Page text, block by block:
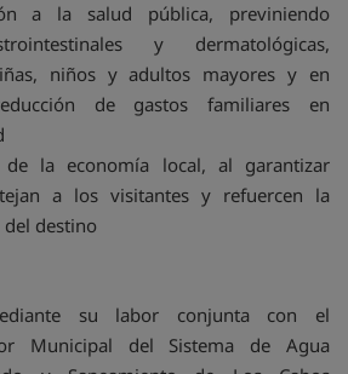
la salud pública, previniendo
y dermatológicas,
niños y adultos mayores y en
de gastos familiares en
la economía local, al garantizar
a los visitantes y refuercen la
destino
su labor conjunta con el
Municipal del Sistema de Agua